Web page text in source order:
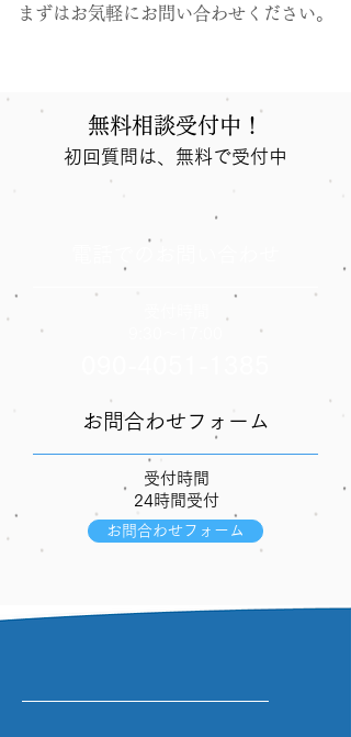
​まずはお気軽にお問い合わせください。
無料相談受付中！
初回質問は、無料で受付中
お問合わせフォーム
受付時間
24時間受付
お問合わせフォーム